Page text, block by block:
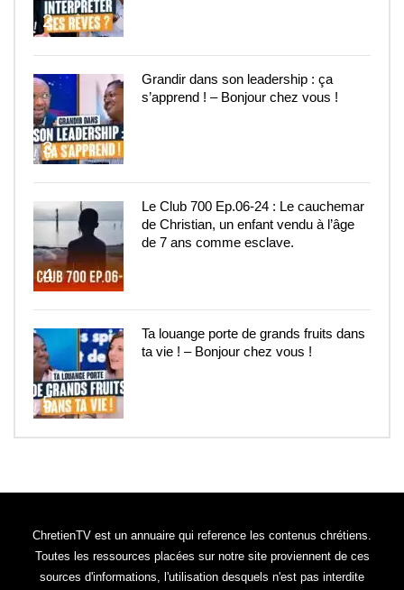
2
3
Grandir dans son leadership : ça
s’apprend ! – Bonjour chez vous !
4
Le Club 700 Ep.06-24 : Le cauchemar
de Christian, un enfant vendu à l’âge
de 7 ans comme esclave.
5
Ta louange porte de grands fruits dans
ta vie ! – Bonjour chez vous !
ChretienTV est un annuaire qui reference les contenus chrétiens.
Toutes les ressources placées sur notre site proviennent de ces
sources d'informations, l'utilisation desquels n'est pas interdite